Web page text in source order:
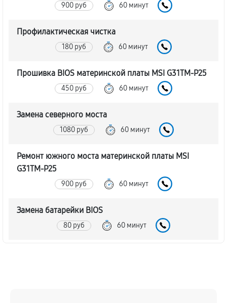
900 руб 60 минут
Профилактическая чистка
180 руб 60 минут
Прошивка BIOS материнской платы MSI G31TM-P25
450 руб 60 минут
Замена северного моста
1080 руб 60 минут
Ремонт южного моста материнской платы MSI
G31TM-P25
900 руб 60 минут
Замена батарейки BIOS
80 руб 60 минут